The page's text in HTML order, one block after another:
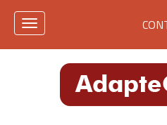
Pasar
de
Toggle